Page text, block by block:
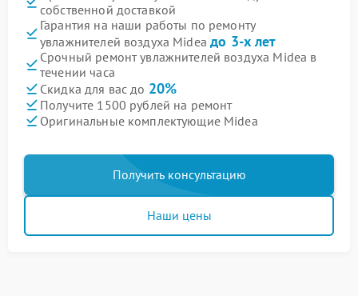
собственной доставкой
Гарантия на наши работы по ремонту
увлажнителей воздуха Mideaдо 3-х лет
Срочный ремонт увлажнителей воздуха Midea в
течении часа
Скидка для вас до 20%
Получите 1500 рублей на ремонт
Оригинальные комплектующие Midea
Получить консультацию
Наши цены